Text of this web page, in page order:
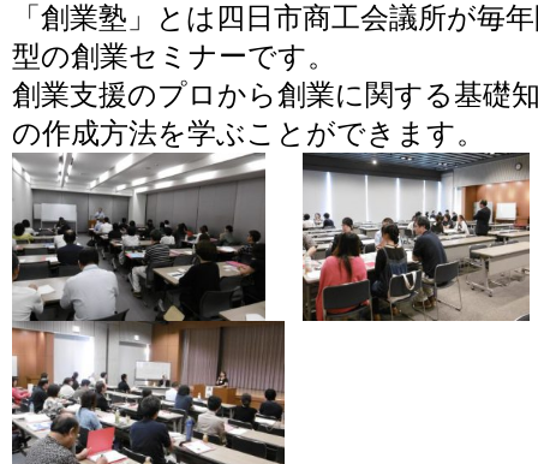
「創業塾」とは四日市商工会議所が毎
型の創業セミナーです。
創業支援のプロから創業に関する基礎
の作成方法を学ぶことができます。